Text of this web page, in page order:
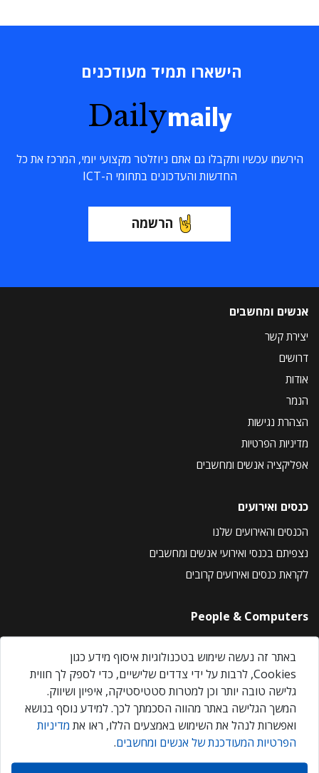
הישארו תמיד מעודכנים
Dailymaily
הירשמו עכשיו ותקבלו גם אתם ניוזלטר מקצועי יומי, המרכז את כל
החדשות והעדכונים בתחומי ה-ICT
הרשמה
אנשים ומחשבים
יצירת קשר
דרושים
אודות
הנמר
הצהרת נגישות
מדיניות הפרטיות
אפליקציה אנשים ומחשבים
כנסים ואירועים
הכנסים והאירועים שלנו
נצפיתם בכנסי ואירועי אנשים ומחשבים
לקראת כנסים ואירועים קרובים
People & Computers
About Us
Privacy Policy
Contact Us
Our Events
אנשים ומחשבים © 2026 – כל הזכויות שמורות
באתר זה נעשה שימוש בטכנולוגיות איסוף מידע כגון
Cookies, לרבות על ידי צדדים שלישיים, כדי לספק לך חווית
גלישה טובה יותר וכן למטרות סטטיסטיקה, איפיון ושיווק.
המשך הגלישה באתר מהווה הסכמתך לכך. למידע נוסף בנושא
ואפשרות לנהל את השימוש באמצעים הללו, ראו את מדיניות
הפרטיות המעודכנת של אנשים ומחשבים.